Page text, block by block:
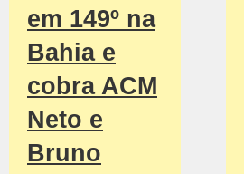
em 149º na
Bahia e
cobra ACM
Neto e
Bruno